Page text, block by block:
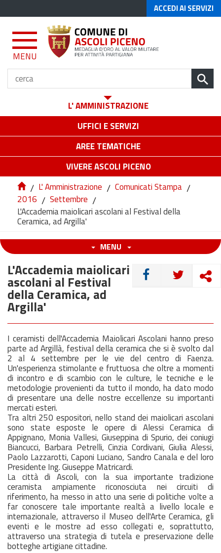
ACCEDI AI SERVIZI
MENU
L' AMMINISTRAZIONE
UFFICI E SERVIZI
AREE TEMATICHE
VIVERE ASCOLI PICENO
/ L' Amministrazione / Comunicati Stampa /
2016 / Settembre /
L'Accademia maiolicari ascolani al Festival della
Ceramica, ad Argilla'
MENU
CONDIVIDI
L'Accademia maiolicari
ascolani al Festival
della Ceramica, ad
Argilla'
I ceramisti dell'Accademia Maiolicari Ascolani hanno preso
parte ad Argillà, festival della ceramica che si è svolto dal
2 al 4 settembre per le vie del centro di Faenza.
Un'esperienza stimolante e fruttuosa che oltre a momenti
di incontro e di scambio con le culture, le tecniche e le
metodologie provenienti da tutto il mondo, ha dato modo
di presentare una delle nostre eccellenze su importanti
mercati esteri.
Tra altri 250 espositori, nello stand dei maiolicari ascolani
sono state esposte le opere di Alessi Ceramica di
Appignano, Monia Vallesi, Giuseppina di Spurio, dei coniugi
Biancucci, Barbara Petrelli, Cinzia Cordivani, Giulia Alessi,
Paolo Lazzarotti, Caponi Luciano, Sandro Canala e del loro
Presidente Ing. Giuseppe Matricardi.
La città di Ascoli, con la sua importante tradizione
ceramista ampiamente riconosciuta nei circuiti di
riferimento, ha messo in atto una serie di politiche volte a
far conoscere tale importante realtà a livello locale e
internazionale, attraverso il Museo dell'Arte Ceramica, gli
eventi e le mostre ad esso collegati e, soprattutto,
attraverso una strategia di tutela e preservazione delle
botteghe artigiane cittadine.